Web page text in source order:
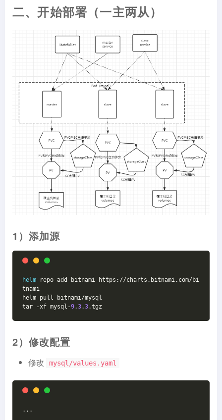
二、开始部署（一主两从）
1）添加源
helm repo add bitnami https://charts.bitnami.com/bi
tnami
helm pull bitnami/mysql
tar -xf mysql-9.3.3.tgz
2）修改配置
修改 mysql/values.yaml
...